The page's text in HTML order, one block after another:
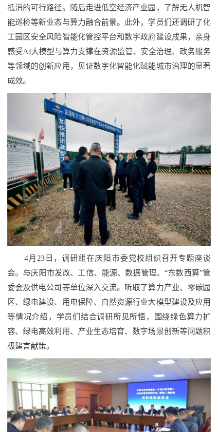
抵消的可行路径。随后走进低空经济产业园 ， 了解无人机智
能巡检等新业态与算力融合前景。此外，学员们还调研了化
工园区安全风险智能化管控平台和数字政府建设成果，亲身
感受AI大模型与算力支撑在资源监管、安全治理、政务服务
等领域的创新应用，见证数字化智能化赋能城市治理的显著
成效。
4月23日，调研组在庆阳市委党校组织召开专题座谈
会。与庆阳市发改、工信、能源、数据管理、“东数西算”管
委会及供电公司等单位深入交流。
听取了算力产业、零碳园
区、绿电建设、用电保障、 自然资源行业大模型建设及应用
等情况介绍 ，学员们结合调研所见所悟，围绕绿色算力扩
容、绿电高效利用、产业生态培育、数字场景创新等问题积
极建言献策。